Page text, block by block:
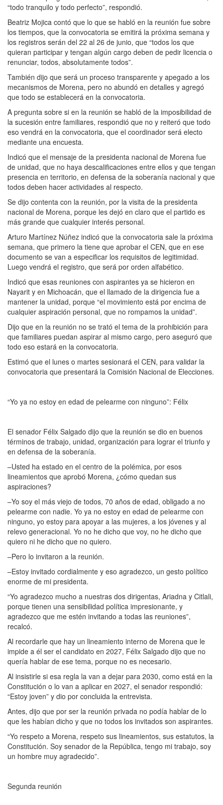
“todo tranquilo y todo perfecto”, respondió.
Beatriz Mojica contó que lo que se habló en la reunión fue sobre
los tiempos, que la convocatoria se emitirá la próxima semana y
los registros serán del 22 al 26 de junio, que “todos los que
quieran participar y tengan algún cargo deben de pedir licencia o
renunciar, todos, absolutamente todos”.
También dijo que será un proceso transparente y apegado a los
mecanismos de Morena, pero no abundó en detalles y agregó
que todo se establecerá en la convocatoria.
A pregunta sobre si en la reunión se habló de la imposibilidad de
la sucesión entre familiares, respondió que no y reiteró que todo
eso vendrá en la convocatoria, que el coordinador será electo
mediante una encuesta.
Indicó que el mensaje de la presidenta nacional de Morena fue
de unidad, que no haya descalificaciones entre ellos y que tengan
presencia en territorio, en defensa de la soberanía nacional y que
todos deben hacer actividades al respecto.
Se dijo contenta con la reunión, por la visita de la presidenta
nacional de Morena, porque les dejó en claro que el partido es
más grande que cualquier interés personal.
Arturo Martínez Núñez indicó que la convocatoria sale la próxima
semana, que primero la tiene que aprobar el CEN, que en ese
documento se van a especificar los requisitos de legitimidad.
Luego vendrá el registro, que será por orden alfabético.
Indicó que esas reuniones con aspirantes ya se hicieron en
Nayarit y en Michoacán, que el llamado de la dirigencia fue a
mantener la unidad, porque “el movimiento está por encima de
cualquier aspiración personal, que no rompamos la unidad”.
Dijo que en la reunión no se trató el tema de la prohibición para
que familiares puedan aspirar al mismo cargo, pero aseguró que
todo eso estará en la convocatoria.
Estimó que el lunes o martes sesionará el CEN, para validar la
convocatoria que presentará la Comisión Nacional de Elecciones.
“Yo ya no estoy en edad de pelearme con ninguno”: Félix
El senador Félix Salgado dijo que la reunión se dio en buenos
términos de trabajo, unidad, organización para lograr el triunfo y
en defensa de la soberanía.
–Usted ha estado en el centro de la polémica, por esos
lineamientos que aprobó Morena, ¿cómo quedan sus
aspiraciones?
–Yo soy el más viejo de todos, 70 años de edad, obligado a no
pelearme con nadie. Yo ya no estoy en edad de pelearme con
ninguno, yo estoy para apoyar a las mujeres, a los jóvenes y al
relevo generacional. Yo no he dicho que voy, no he dicho que
quiero ni he dicho que no quiero.
–Pero lo invitaron a la reunión.
–Estoy invitado cordialmente y eso agradezco, un gesto político
enorme de mi presidenta.
“Yo agradezco mucho a nuestras dos dirigentas, Ariadna y Citlali,
porque tienen una sensibilidad política impresionante, y
agradezco que me estén invitando a todas las reuniones”,
recalcó.
Al recordarle que hay un lineamiento interno de Morena que le
impide a él ser el candidato en 2027, Félix Salgado dijo que no
quería hablar de ese tema, porque no es necesario.
Al insistirle si esa regla la van a dejar para 2030, como está en la
Constitución o lo van a aplicar en 2027, el senador respondió:
“Estoy joven” y dio por concluida la entrevista.
Antes, dijo que por ser la reunión privada no podía hablar de lo
que les habían dicho y que no todos los invitados son aspirantes.
“Yo respeto a Morena, respeto sus lineamientos, sus estatutos, la
Constitución. Soy senador de la República, tengo mi trabajo, soy
un hombre muy agradecido”.
Segunda reunión